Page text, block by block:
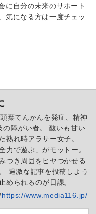
に自分の未来のサポート
気になる方は一度チェッ
葉てんかんを発症、精神
の障がい者。 酸いも甘い
熟れ時アラサー女子。
力で遊ぶ」がモットー。
つき周囲をヒヤつかせる
過激な記事を投稿しよう
められるのが日課。
https://www.media116.jp/